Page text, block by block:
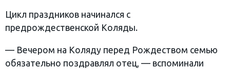
Цикл праздников начинался с
предрождественской Коляды.
— Вечером на Коляду перед Рождеством семью
обязательно поздравлял отец, — вспоминали